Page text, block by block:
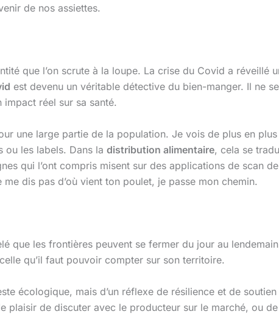
de nos assiettes.
que l’on scrute à la loupe. La crise du Covid a réveillé
est devenu un véritable détective du bien-manger. Il ne
réel sur sa santé.
une large partie de la population. Je vois de plus en
les labels. Dans la distribution alimentaire, cela se
qui l’ont compris misent sur des applications de scan
dis pas d’où vient ton poulet, je passe mon chemin.
que les frontières peuvent se fermer du jour au
qu’il faut pouvoir compter sur son territoire.
écologique, mais d’un réflexe de résilience et de
plaisir de discuter avec le producteur sur le marché, ou